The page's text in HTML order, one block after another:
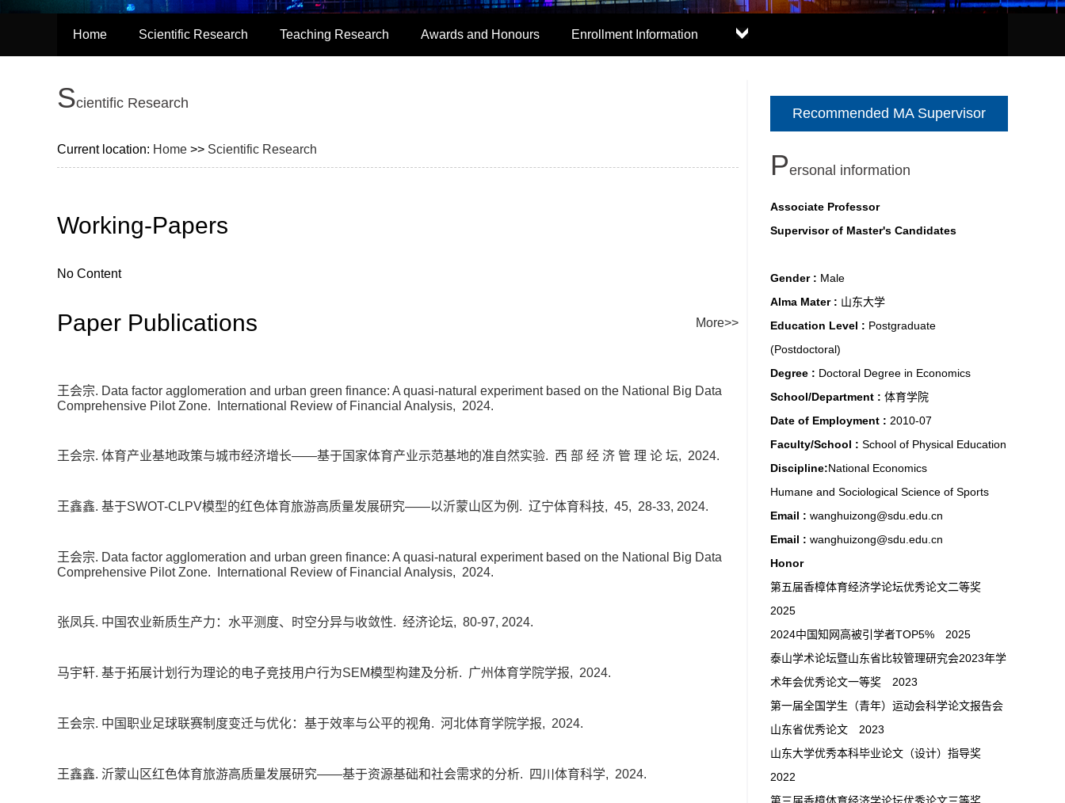
Home Scientific Research Teaching Research Awards and Honours Enrollment Information
Scientific Research
Current location: Home >> Scientific Research
Working-Papers
No Content
Paper Publications More>>
王会宗. Data factor agglomeration and urban green finance: A quasi-natural experiment based on the National Big Data
Comprehensive Pilot Zone.
International Review of Financial Analysis, 2024.
王会宗. 体育产业基地政策与城市经济增长——基于国家体育产业示范基地的准自然实验. 西 部 经 济 管 理 论 坛, 2024.
王鑫鑫. 基于SWOT-CLPV模型的红色体育旅游高质量发展研究——以沂蒙山区为例. 辽宁体育科技, 45, 28-33, 2024.
王会宗. Data factor agglomeration and urban green finance: A quasi-natural experiment based on the National Big Data
Comprehensive Pilot Zone.
International Review of Financial Analysis, 2024.
张凤兵. 中国农业新质生产力：水平测度、时空分异与收敛性. 经济论坛, 80-97, 2024.
马宇轩. 基于拓展计划行为理论的电子竞技用户行为SEM模型构建及分析. 广州体育学院学报, 2024.
王会宗. 中国职业足球联赛制度变迁与优化：基于效率与公平的视角. 河北体育学院学报, 2024.
王鑫鑫. 沂蒙山区红色体育旅游高质量发展研究——基于资源基础和社会需求的分析. 四川体育科学, 2024.
Recommended MA Supervisor
Personal information
Associate Professor
Supervisor of Master's Candidates
Gender : Male
Alma Mater : 山东大学
Education Level : Postgraduate
(Postdoctoral)
Degree : Doctoral Degree in Economics
School/Department : 体育学院
Date of Employment : 2010-07
Faculty/School : School of Physical Education
Discipline:National Economics
Humane and Sociological Science of Sports
Email : wanghuizong@sdu.edu.cn
Email : wanghuizong@sdu.edu.cn
Honor
第五届香樟体育经济学论坛优秀论文二等奖
2025
2024中国知网高被引学者TOP5% 2025
泰山学术论坛暨山东省比较管理研究会2023年学
术年会优秀论文一等奖 2023
第一届全国学生（青年）运动会科学论文报告会
山东省优秀论文 2023
山东大学优秀本科毕业论文（设计）指导奖
2022